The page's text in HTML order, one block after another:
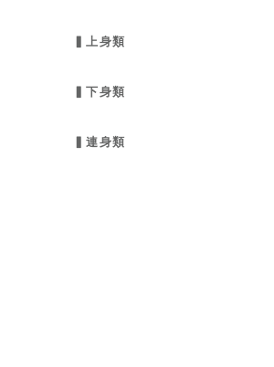
▍上身類
▍下身類
▍連身類